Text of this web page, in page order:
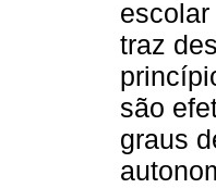
traz
são
graus